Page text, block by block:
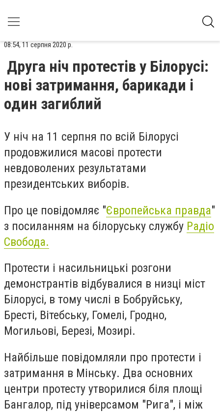
08:54, 11 серпня 2020 р.
Друга ніч протестів у Білорусі:
нові затримання, барикади і
один загиблий
У ніч на 11 серпня по всій Білорусі
продовжилися масові протести
невдоволених результатами
президентських виборів.
Про це повідомляє "Європейська правда"
з посиланням на білоруську службу Радіо
Свобода.
Протести і насильницькі розгони
демонстрантів відбувалися в низці міст
Білорусі, в тому числі в Бобруйську,
Бресті, Вітебську, Гомелі, Гродно,
Могильові, Березі, Мозирі.
Найбільше повідомляли про протести і
затримання в Мінську. Два основних
центри протесту утворилися біля площі
Бангалор, під універсамом "Рига", і між